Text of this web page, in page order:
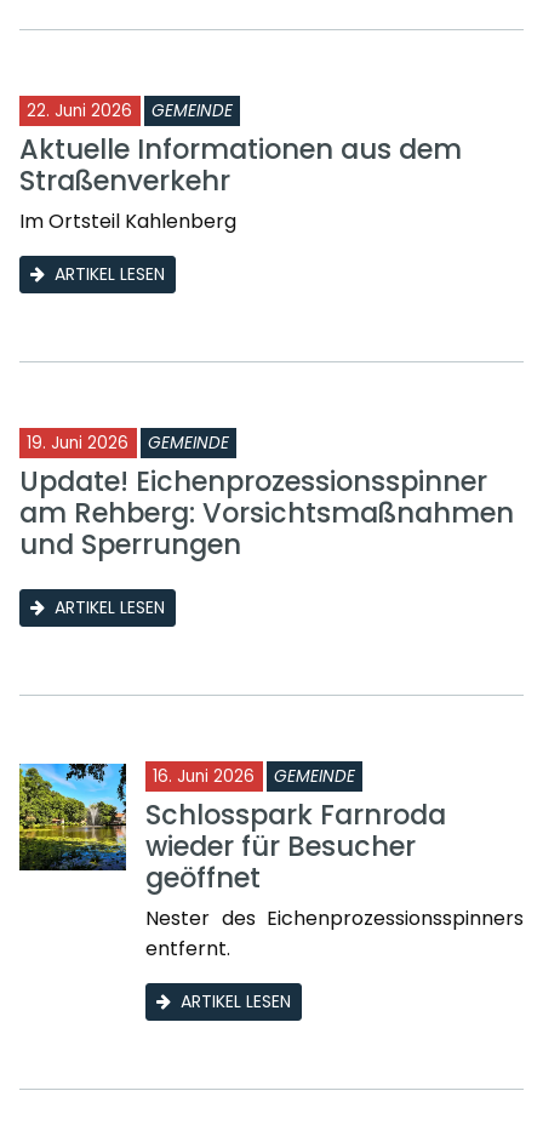
22. Juni 2026 GEMEINDE
Aktuelle Informationen aus dem
Straßenverkehr
Im Ortsteil Kahlenberg
ARTIKEL LESEN
19. Juni 2026 GEMEINDE
Update! Eichenprozessionsspinner
am Rehberg: Vorsichtsmaßnahmen
und Sperrungen
ARTIKEL LESEN
16. Juni 2026 GEMEINDE
Schlosspark Farnroda
wieder für Besucher
geöffnet
Nester des Eichenprozessionsspinners
entfernt.
ARTIKEL LESEN